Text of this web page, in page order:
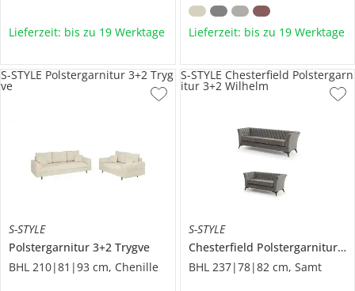
Lieferzeit: bis zu 19 Werktage Lieferzeit: bis zu 19 Werktage
S-STYLE
Polstergarnitur 3+2 Trygve
BHL 210|81|93 cm, Chenille
S-STYLE Polstergarnitur 3+2 Tryg
ve
S-STYLE
Chesterfield Polstergarnitur 3+2
BHL 237|78|82 cm, Samt
S-STYLE Chesterfield Polstergarn
itur 3+2 Wilhelm